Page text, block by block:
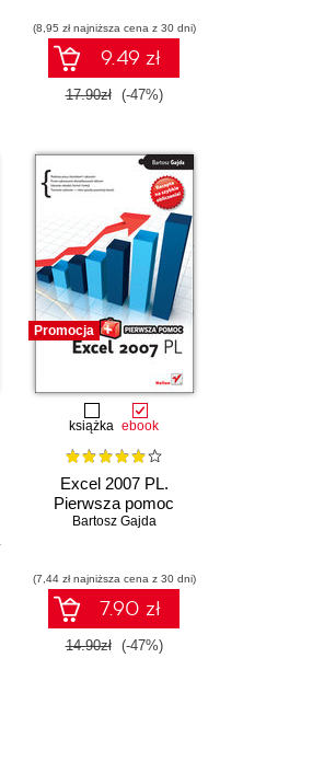
(8,95 zł najniższa cena z 30 dni)
9.49 zł
17.90zł (-47%)
Promocja
książka ebook
Excel 2007 PL.
Pierwsza pomoc
Bartosz Gajda
(7,44 zł najniższa cena z 30 dni)
7.90 zł
14.90zł (-47%)